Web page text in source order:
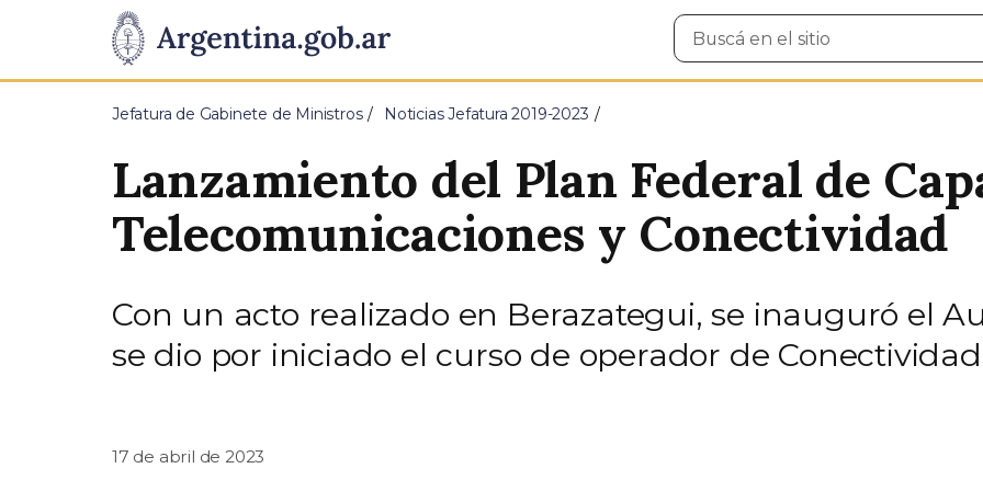
Presidencia
de
Pasar al contenido principal
Buscar
en
Jefatura de Gabinete de Ministros Noticias Jefatura 2019-2023
Lanzamiento del Plan Federal de
Telecomunicaciones y Conectividad
Con un acto realizado en Berazategui, se inauguró el
se dio por iniciado el curso de operador de
17 de abril de 2023